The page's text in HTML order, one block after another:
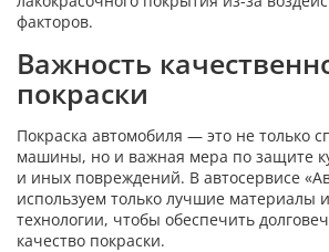
факторов.
Важность
покраски
Покраска автомобиля — это не только
машины, но и важная мера по защите
и иных повреждений. В автосервисе
используем только лучшие материалы
технологии, чтобы обеспечить
качество покраски.